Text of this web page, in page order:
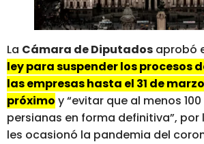
La Cámara de Diputados aprobó
ley para suspender los procesos
las empresas hasta el 31 de
próximo y “evitar que al menos
persianas en forma definitiva”,
les ocasionó la pandemia del